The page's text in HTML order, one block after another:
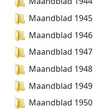
Maandblad 1945
Maandblad 1946
Maandblad 1947
Maandblad 1948
Maandblad 1949
Maandblad 1950